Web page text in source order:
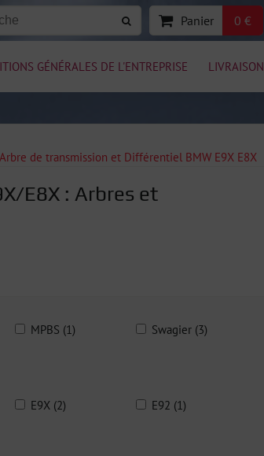
Panier 0 €
GÉNÉRALES DE L'ENTREPRISE LIVRAISON
Arbre de transmission et Différentiel BMW E9X E8X
E8X : Arbres et
MPBS (1) Swagier (3)
E9X (2)
E92 (1)